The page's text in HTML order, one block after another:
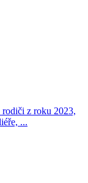
rodiči z roku 2023,
...